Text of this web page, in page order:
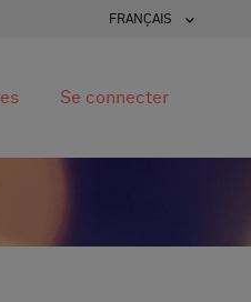
FRANÇAIS
Se connecter